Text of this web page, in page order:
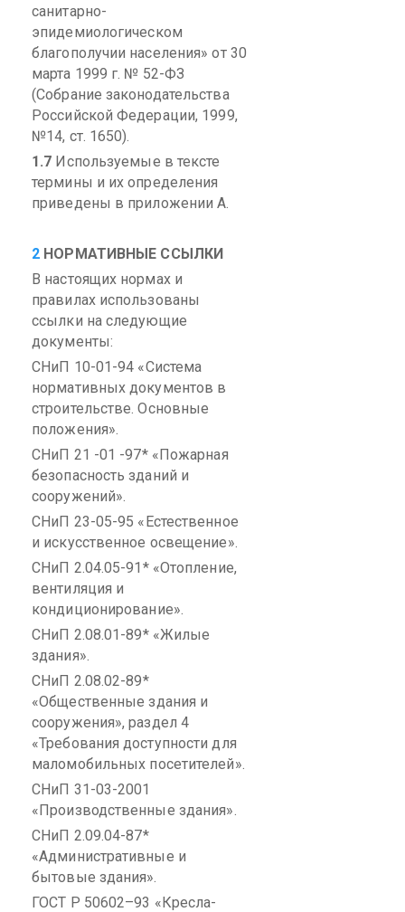
санитарно-
эпидемиологическом
благополучии населения» от 30
марта 1999 г. № 52-ФЗ
(Собрание законодательства
Российской Федерации, 1999,
№14, ст. 1650).
1.7 Используемые в тексте
термины и их определения
приведены в приложении А.
2 НОРМАТИВНЫЕ ССЫЛКИ
В настоящих нормах и
правилах использованы
ссылки на следующие
документы:
СНиП 10-01-94 «Система
нормативных документов в
строительстве. Основные
положения».
СНиП 21 -01 -97* «Пожарная
безопасность зданий и
сооружений».
СНиП 23-05-95 «Естественное
и искусственное освещение».
СНиП 2.04.05-91* «Отопление,
вентиляция и
кондиционирование».
СНиП 2.08.01-89* «Жилые
здания».
СНиП 2.08.02-89*
«Общественные здания и
сооружения», раздел 4
«Требования доступности для
маломобильных посетителей».
СНиП 31-03-2001
«Производственные здания».
СНиП 2.09.04-87*
«Административные и
бытовые здания».
ГОСТ Р 50602–93 «Кресла-